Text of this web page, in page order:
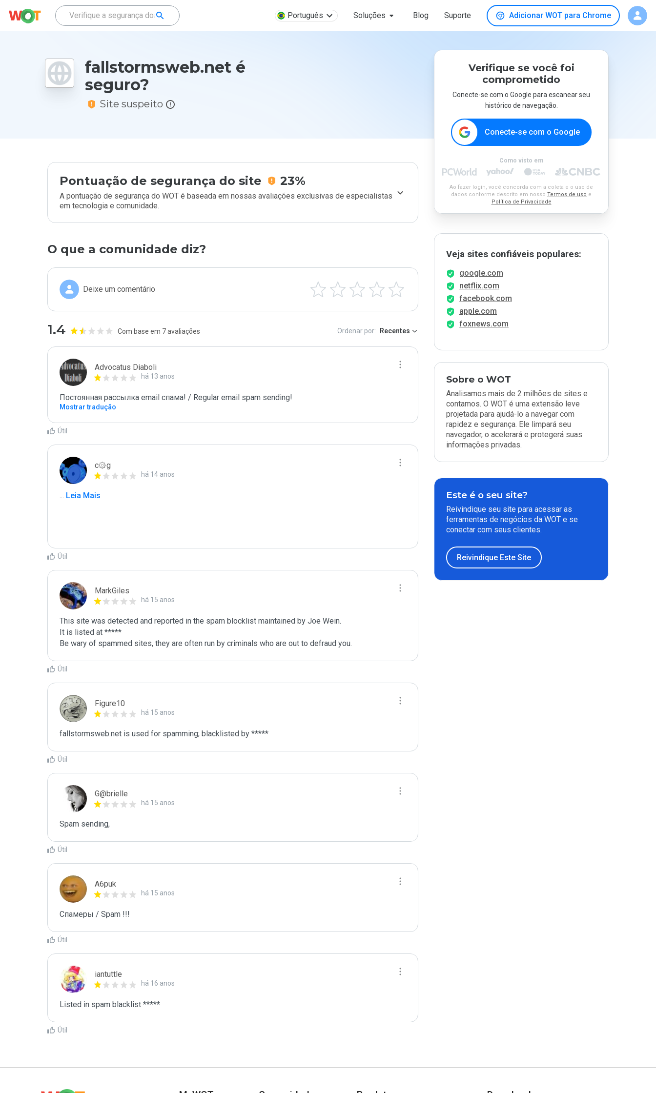
Português Soluções Blog Suporte Adicionar WOT para Chrome
fallstormsweb.net é
seguro?
Site suspeito
Pontuação de segurança do site 23%
A pontuação de segurança do WOT é baseada em nossas avaliações exclusivas de especialistas
em tecnologia e comunidade.
O que a comunidade diz?
Deixe um comentário
1.4 Com base em 7 avaliações Ordenar por: Recentes
Advocatus Diaboli
há 13 anos
Постоянная рассылка email спама! / Regular email spam sending!
Mostrar tradução
Útil
c۞g
há 14 anos
... Leia Mais
Útil
MarkGiles
há 15 anos
This site was detected and reported in the spam blocklist maintained by Joe Wein.
It is listed at *****
Be wary of spammed sites, they are often run by criminals who are out to defraud you.
Útil
Figure10
há 15 anos
fallstormsweb.net is used for spamming; blacklisted by *****
Útil
G@brielle
há 15 anos
Spam sending,
Útil
A6puk
há 15 anos
Спамеры / Spam !!!
Útil
iantuttle
há 16 anos
Listed in spam blacklist *****
Útil
Verifique se você foi
comprometido
Conecte-se com o Google para escanear seu
histórico de navegação.
Conecte-se com o Google
Como visto em
Ao fazer login, você concorda com a coleta e o uso de
dados conforme descrito em nosso Termos de uso e
Política de Privacidade
Veja sites confiáveis populares:
google.com
netflix.com
facebook.com
apple.com
foxnews.com
Sobre o WOT
Analisamos mais de 2 milhões de sites e
contamos. O WOT é uma extensão leve
projetada para ajudá-lo a navegar com
rapidez e segurança. Ele limpará seu
navegador, o acelerará e protegerá suas
informações privadas.
Este é o seu site?
Reivindique seu site para acessar as
ferramentas de negócios da WOT e se
conectar com seus clientes.
Reivindique Este Site